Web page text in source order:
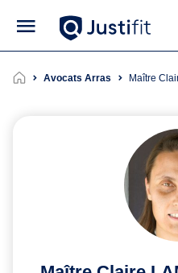
Avocats Arras Maître